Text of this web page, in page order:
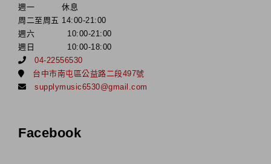
週一 休息
周二至周五 14:00-21:00
週六 10:00-21:00
週日 10:00-18:00
04-22556530
台中市南屯區公益路二段497號
supplymusic6530@gmail.com
Facebook